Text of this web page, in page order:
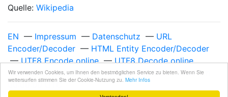
Wir verwenden Cookies, um Ihnen den bestmöglichen Service zu bieten. Wenn Sie
weitersurfen stimmen Sie der Cookie-Nutzung zu. Mehr Infos
Quelle: Wikipedia
EN — Impressum — Datenschutz — URL
Encoder/Decoder — HTML Entity Encoder/Decoder
—UTF8 Encode online—UTF8 Decode online
Unixzeit 1010707200 —Freitag, 11. Januar 2002 um
00:00:00 UTC